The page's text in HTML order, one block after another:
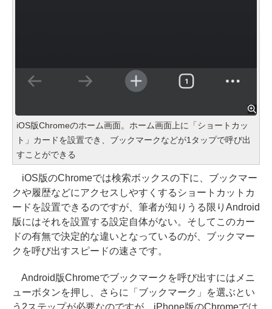
iOS版Chromeのホーム画面。ホーム画面上に「ショートカッ
ト」カードを設置でき、ブックマークなどが1タップで呼び出
すことができる
iOS版のChromeでは検索ボックスの下に、ブックマー
クや履歴などにアクセスしやすくするショートカットカ
ードを設置できるのですが、筆者が知りうる限りAndroid
版にはそれを設置する設定自体がない。そしてこのカー
ドの有無で決定的な違いとなっているのが、ブックマー
クを呼び出すスピードの速さです。
Android版Chromeでブックマークを呼び出すにはメニ
ューボタンを押し、さらに「ブックマーク」を選ぶとい